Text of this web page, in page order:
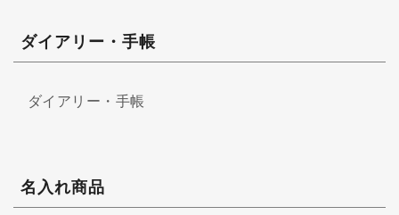
ダイアリー・手帳
ダイアリー・手帳
名入れ商品